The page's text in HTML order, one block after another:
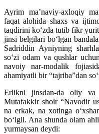
Ayrim maʼnaviy-axloqiy
faqat alohida shaxs va
taqdirini koʻzda tutib fikr
jinsi belgilari boʻlgan
Sadriddin Ayniyning
soʻzi odam va qushlar
navoiy nar-modalik
ahamiyatli bir “tajriba”dan
Erlikni jinsdan-da oliy
Mutafakkir shoir “Navodir
na erkak, na xotinga
boʻlgil. Ana shunda olam
yurmaysan deydi: